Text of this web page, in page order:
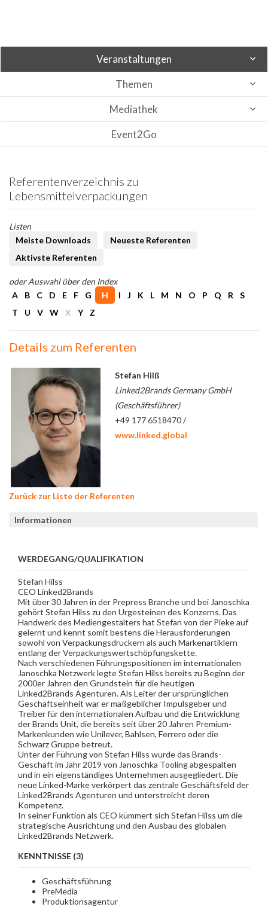
Veranstaltungen
Themen
Mediathek
Event2Go
Referentenverzeichnis zu
Lebensmittelverpackungen
Listen
Meiste Downloads
Neueste Referenten
Aktivste Referenten
oder Auswahl über den Index
A
B C D E F G H I J K L M N O P Q R
S
T
U V W X Y Z
Details zum Referenten
Stefan Hilß
Linked2Brands Germany GmbH
(Geschäftsführer)
+49 177 6518470 /
www.linked.global
Zurück zur Liste der Referenten
Informationen
WERDEGANG/QUALIFIKATION
Stefan Hilss
CEO Linked2Brands
Mit über 30 Jahren in der Prepress Branche und bei Janoschka
gehört Stefan Hilss zu den Urgesteinen des Konzerns. Das
Handwerk des Mediengestalters hat Stefan von der Pieke auf
gelernt und kennt somit bestens die Herausforderungen
sowohl von Verpackungsdruckern als auch Markenartiklern
entlang der Verpackungswertschöpfungskette.
Nach verschiedenen Führungspositionen im internationalen
Janoschka Netzwerk legte Stefan Hilss bereits zu Beginn der
2000er Jahren den Grundstein für die heutigen
Linked2Brands Agenturen. Als Leiter der ursprünglichen
Geschäftseinheit war er maßgeblicher Impulsgeber und
Treiber für den internationalen Aufbau und die Entwicklung
der Brands Unit, die bereits seit über 20 Jahren Premium-
Markenkunden wie Unilever, Bahlsen, Ferrero oder die
Schwarz Gruppe betreut.
Unter der Führung von Stefan Hilss wurde das Brands-
Geschäft im Jahr 2019 von Janoschka Tooling abgespalten
und in ein eigenständiges Unternehmen ausgegliedert. Die
neue Linked-Marke verkörpert das zentrale Geschäftsfeld der
Linked2Brands Agenturen und unterstreicht deren
Kompetenz.
In seiner Funktion als CEO kümmert sich Stefan Hilss um die
strategische Ausrichtung und den Ausbau des globalen
Linked2Brands Netzwerk.
KENNTNISSE (3)
Geschäftsführung
PreMedia
Produktionsagentur